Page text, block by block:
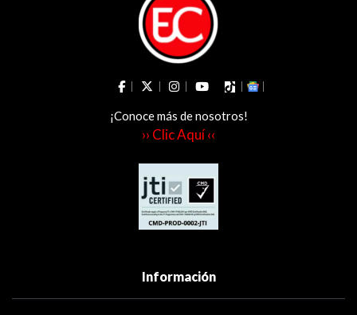
¡Conoce más de nosotros!
›› Clic Aquí ‹‹
Información